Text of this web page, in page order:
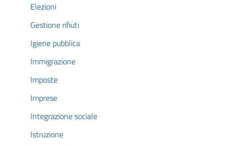
Elezioni
Gestione rifiuti
Igiene pubblica
Immigrazione
Imposte
Imprese
Integrazione sociale
Istruzione